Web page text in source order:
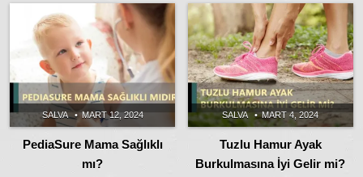
SALVA MART 12, 2024
PediaSure Mama Sağlıklı
mı?
SALVA MART 4, 2024
Tuzlu Hamur Ayak
Burkulmasına İyi Gelir mi?